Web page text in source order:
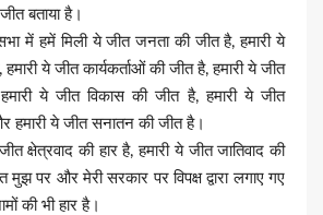
बताया है।
में हमें मिली ये जीत जनता की जीत है, हमारी ये
ये जीत कार्यकर्ताओं की जीत है, हमारी ये जीत
ये जीत विकास की जीत है, हमारी ये जीत
हमारी ये जीत सनातन की जीत है।
क्षेत्रवाद की हार है, हमारी ये जीत जातिवाद की
मुझ पर और मेरी सरकार पर विपक्ष द्वारा लगाए गए
की भी हार है।